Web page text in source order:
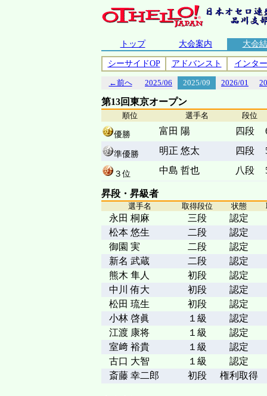
トップ 大会案内 大会
シーサイドOP アドバンスト インタ
←前へ 2025/06 2025/09 2026/01
第13回東京オープン
順位 選手名 段位
優勝 富田 陽 四段
準優勝 明正 悠太 四段
３位 中島 哲也 八段
昇段・昇級者
選手名 取得段位 状態
永田 桐麻 三段
認定
松本 悠生
二段
認定
御園 実
二段
認定
新名 武蔵
二段
認定
熊木 隼人
初段
認定
中川 侑大
初段
認定
松田 琉生
初段
認定
小林 啓眞
１級
認定
江渡 康将
１級
認定
室﨑 裕貴
１級
認定
古口 大智
１級
認定
斎藤 幸二郎
初段 権利取得